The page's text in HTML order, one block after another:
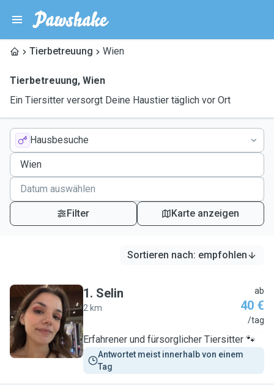
Tierbetreuung Wien
Tierbetreuung, Wien
Ein Tiersitter versorgt Deine Haustier täglich vor Ort
Hausbesuche
Filter Karte anzeigen
Sortieren nach: empfohlen
S
1. Selin
2 km
ab
40 €
/tag
Erfahrener und fürsorglicher Tiersitter 🐾
Antwortet meist innerhalb von einem
Tag